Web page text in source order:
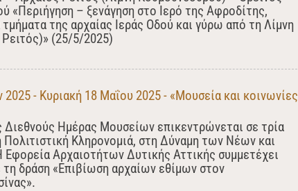
«Περιήγηση – ξενάγηση στο Ιερό της Αφροδίτης,
της αρχαίας Ιεράς Οδού και γύρω από τη Λίμνη
(25/5/2025)
- Κυριακή 18 Μαΐου 2025 - «Μουσεία και κοινωνίες
Ημέρας Μουσείων επικεντρώνεται σε τρία
Κληρονομιά, στη Δύναμη των Νέων και
Εφορεία Αρχαιοτήτων Δυτικής Αττικής συμμετέχει
δράση «Επιβίωση αρχαίων εθίμων στον